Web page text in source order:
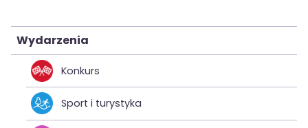
Wydarzenia
Konkurs
Sport i turystyka